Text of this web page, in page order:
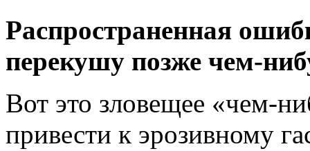
Распространенная
перекушу позже чем-
Вот это зловещее «чем-
привести к эрозивному